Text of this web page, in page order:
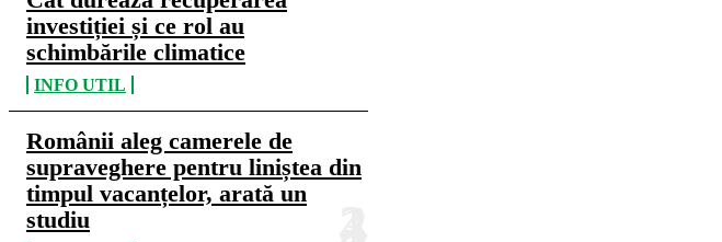
investiției și ce rol au
schimbările climatice
INFO UTIL
Românii aleg camerele de
supraveghere pentru liniștea din
timpul vacanțelor, arată un
studiu